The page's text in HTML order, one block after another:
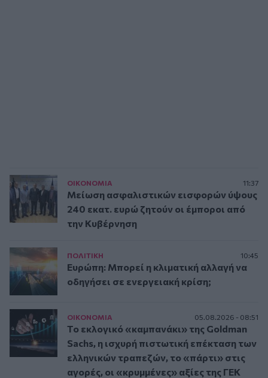
ΟΙΚΟΝΟΜΙΑ 11:37
Μείωση ασφαλιστικών εισφορών ύψους
240 εκατ. ευρώ ζητούν οι έμποροι από
την Κυβέρνηση
ΠΟΛΙΤΙΚΗ 10:45
Ευρώπη: Μπορεί η κλιματική αλλαγή να
οδηγήσει σε ενεργειακή κρίση;
ΟΙΚΟΝΟΜΙΑ 05.08.2026 - 08:51
Το εκλογικό «καμπανάκι» της Goldman
Sachs, η ισχυρή πιστωτική επέκταση των
ελληνικών τραπεζών, το «πάρτι» στις
αγορές, οι «κρυμμένες» αξίες της ΓΕΚ